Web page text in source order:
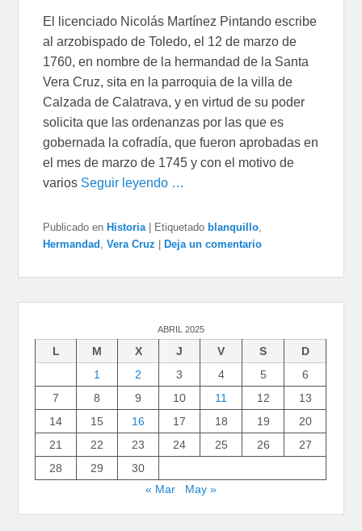
El licenciado Nicolás Martínez Pintando escribe
al arzobispado de Toledo, el 12 de marzo de
1760, en nombre de la hermandad de la Santa
Vera Cruz, sita en la parroquia de la villa de
Calzada de Calatrava, y en virtud de su poder
solicita que las ordenanzas por las que es
gobernada la cofradía, que fueron aprobadas en
el mes de marzo de 1745 y con el motivo de
varios Seguir leyendo …
Publicado en Historia Etiquetado blanquillo,
Hermandad ,Vera Cruz Deja un comentario
ABRIL 2025
L M X J V S
D
1
2 3 4 5
6
7
8 9 10 11 12
13
14
15 16 17 18 19
20
21
22 23 24 25 26
27
28
29
30
« Mar
May »